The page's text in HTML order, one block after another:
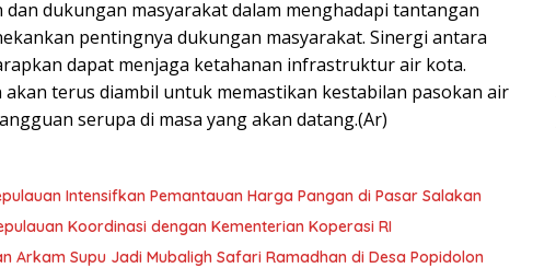
dan dukungan masyarakat dalam menghadapi tantangan
pentingnya dukungan masyarakat. Sinergi antara
dapat menjaga ketahanan infrastruktur air kota.
terus diambil untuk memastikan kestabilan pasokan air
serupa di masa yang akan datang.(Ar)
Intensifkan Pemantauan Harga Pangan di Pasar Salakan
Koordinasi dengan Kementerian Koperasi RI
Arkam Supu Jadi Mubaligh Safari Ramadhan di Desa Popidolon